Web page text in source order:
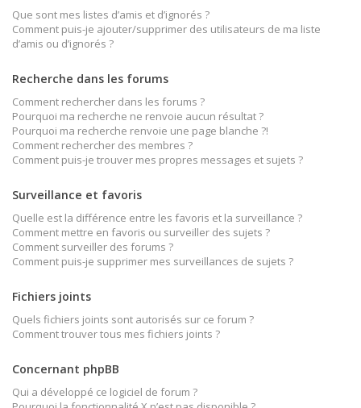
Que sont mes listes d’amis et d’ignorés ?
Comment puis-je ajouter/supprimer des utilisateurs de ma liste
d’amis ou d’ignorés ?
Recherche dans les forums
Comment rechercher dans les forums ?
Pourquoi ma recherche ne renvoie aucun résultat ?
Pourquoi ma recherche renvoie une page blanche ?!
Comment rechercher des membres ?
Comment puis-je trouver mes propres messages et sujets ?
Surveillance et favoris
Quelle est la différence entre les favoris et la surveillance ?
Comment mettre en favoris ou surveiller des sujets ?
Comment surveiller des forums ?
Comment puis-je supprimer mes surveillances de sujets ?
Fichiers joints
Quels fichiers joints sont autorisés sur ce forum ?
Comment trouver tous mes fichiers joints ?
Concernant phpBB
Qui a développé ce logiciel de forum ?